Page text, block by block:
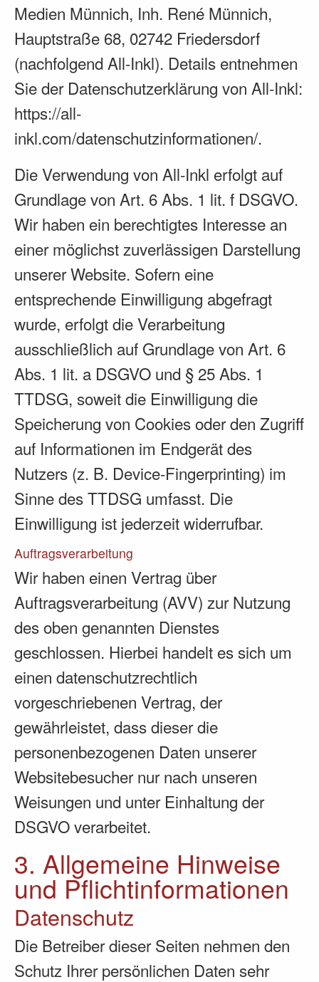
Medien Münnich, Inh. René Münnich,
Hauptstraße 68, 02742 Friedersdorf
(nachfolgend All-Inkl). Details entnehmen
Sie der Datenschutzerklärung von All-Inkl:
https://all-
inkl.com/datenschutzinformationen/.
Die Verwendung von All-Inkl erfolgt auf
Grundlage von Art. 6 Abs. 1 lit. f DSGVO.
Wir haben ein berechtigtes Interesse an
einer möglichst zuverlässigen Darstellung
unserer Website. Sofern eine
entsprechende Einwilligung abgefragt
wurde, erfolgt die Verarbeitung
ausschließlich auf Grundlage von Art. 6
Abs. 1 lit. a DSGVO und § 25 Abs. 1
TTDSG, soweit die Einwilligung die
Speicherung von Cookies oder den Zugriff
auf Informationen im Endgerät des
Nutzers (z. B. Device-Fingerprinting) im
Sinne des TTDSG umfasst. Die
Einwilligung ist jederzeit widerrufbar.
Auftragsverarbeitung
Wir haben einen Vertrag über
Auftragsverarbeitung (AVV) zur Nutzung
des oben genannten Dienstes
geschlossen. Hierbei handelt es sich um
einen datenschutzrechtlich
vorgeschriebenen Vertrag, der
gewährleistet, dass dieser die
personenbezogenen Daten unserer
Websitebesucher nur nach unseren
Weisungen und unter Einhaltung der
DSGVO verarbeitet.
3. Allgemeine Hinweise
und Pflicht­informationen
Datenschutz
Die Betreiber dieser Seiten nehmen den
Schutz Ihrer persönlichen Daten sehr